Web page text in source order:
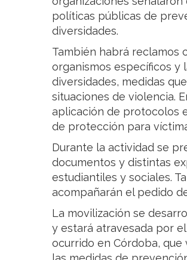
políticas públicas de
diversidades.
También habrá reclamos
organismos específicos y
diversidades, medidas
situaciones de violencia.
aplicación de protocolos
de protección para
Durante la actividad se
documentos y distintas
estudiantiles y sociales.
acompañarán el pedido
La movilización se
y estará atravesada por
ocurrido en Córdoba,